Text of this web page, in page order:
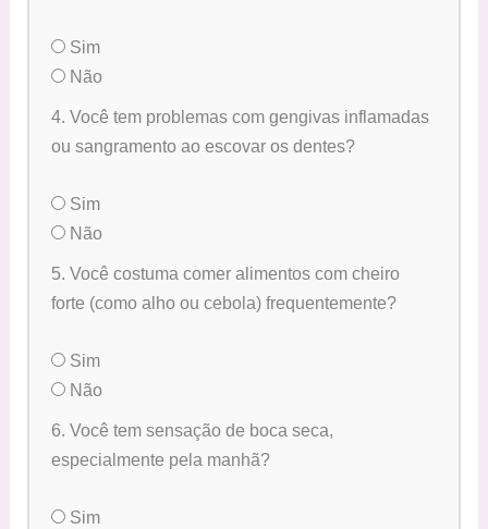
Sim
Não
4. Você tem problemas com gengivas inflamadas
ou sangramento ao escovar os dentes?
Sim
Não
5. Você costuma comer alimentos com cheiro
forte (como alho ou cebola) frequentemente?
Sim
Não
6. Você tem sensação de boca seca,
especialmente pela manhã?
Sim